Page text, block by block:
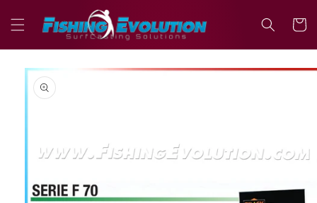
direttamente
ai contenuti
Passa alle
informazioni
sul prodotto